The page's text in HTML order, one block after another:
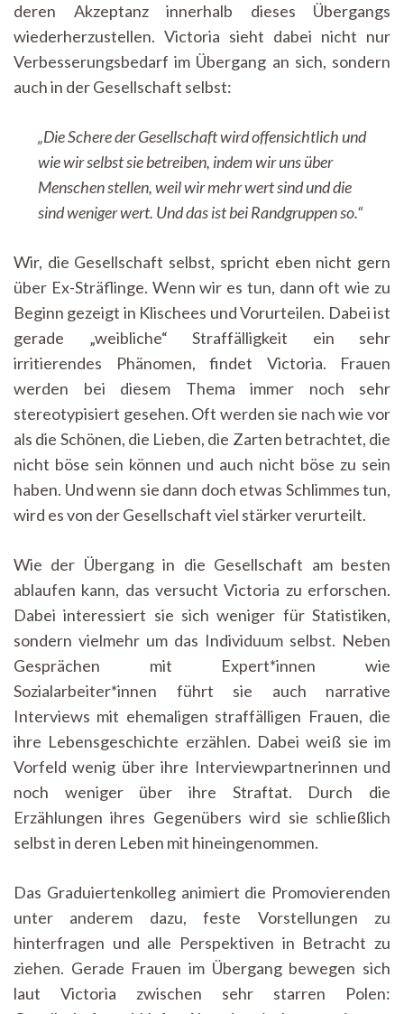
deren Akzeptanz innerhalb dieses Übergangs
wiederherzustellen. Victoria sieht dabei nicht nur
Verbesserungsbedarf im Übergang an sich, sondern
auch in der Gesellschaft selbst:
„Die Schere der Gesellschaft wird offensichtlich und
wie wir selbst sie betreiben, indem wir uns über
Menschen stellen, weil wir mehr wert sind und die
sind weniger wert. Und das ist bei Randgruppen so.“
Wir, die Gesellschaft selbst, spricht eben nicht gern
über Ex-Sträflinge. Wenn wir es tun, dann oft wie zu
Beginn gezeigt in Klischees und Vorurteilen. Dabei ist
gerade „weibliche“ Straffälligkeit ein sehr
irritierendes Phänomen, findet Victoria. Frauen
werden bei diesem Thema immer noch sehr
stereotypisiert gesehen. Oft werden sie nach wie vor
als die Schönen, die Lieben, die Zarten betrachtet, die
nicht böse sein können und auch nicht böse zu sein
haben. Und wenn sie dann doch etwas Schlimmes tun,
wird es von der Gesellschaft viel stärker verurteilt.
Wie der Übergang in die Gesellschaft am besten
ablaufen kann, das versucht Victoria zu erforschen.
Dabei interessiert sie sich weniger für Statistiken,
sondern vielmehr um das Individuum selbst. Neben
Gesprächen mit Expert*innen wie
Sozialarbeiter*innen führt sie auch narrative
Interviews mit ehemaligen straffälligen Frauen, die
ihre Lebensgeschichte erzählen. Dabei weiß sie im
Vorfeld wenig über ihre Interviewpartnerinnen und
noch weniger über ihre Straftat. Durch die
Erzählungen ihres Gegenübers wird sie schließlich
selbst in deren Leben mit hineingenommen.
Das Graduiertenkolleg animiert die Promovierenden
unter anderem dazu, feste Vorstellungen zu
hinterfragen und alle Perspektiven in Betracht zu
ziehen. Gerade Frauen im Übergang bewegen sich
laut Victoria zwischen sehr starren Polen: